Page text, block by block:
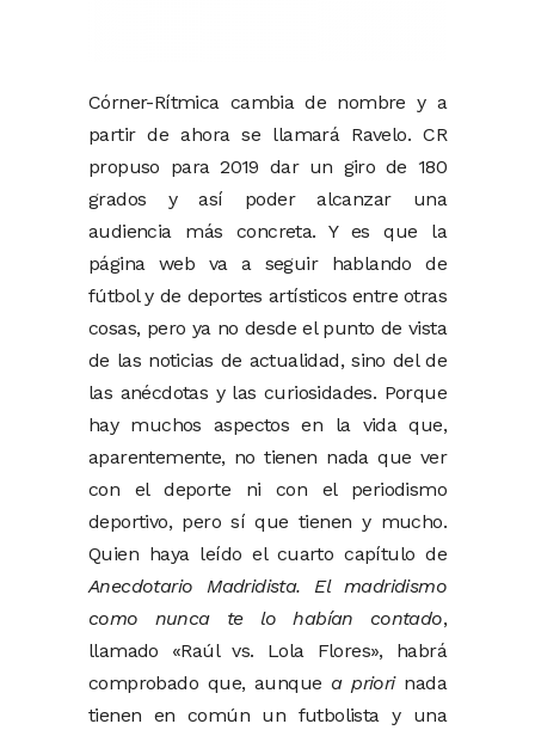
Córner-Rítmica cambia de nombre y a
partir de ahora se llamará Ravelo. CR
propuso para 2019 dar un giro de 180
grados y así poder alcanzar una
audiencia más concreta. Y es que la
página web va a seguir hablando de
fútbol y de deportes artísticos entre otras
cosas, pero ya no desde el punto de vista
de las noticias de actualidad, sino del de
las anécdotas y las curiosidades. Porque
hay muchos aspectos en la vida que,
aparentemente, no tienen nada que ver
con el deporte ni con el periodismo
deportivo, pero sí que tienen y mucho.
Quien haya leído el cuarto capítulo de
Anecdotario Madridista. El madridismo
como nunca te lo habían contado,
llamado «Raúl vs. Lola Flores», habrá
comprobado que, aunque a priorinada
tienen en común un futbolista y una